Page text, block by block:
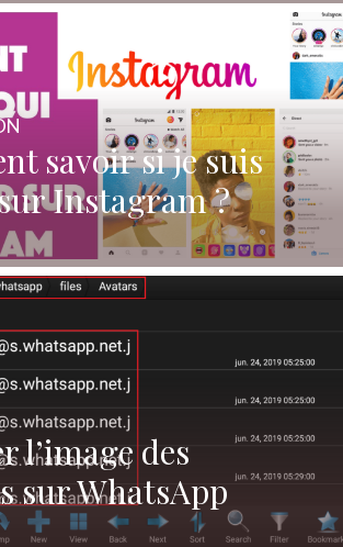
savoir si je suis
Instagram ?
l’image des
sur WhatsApp